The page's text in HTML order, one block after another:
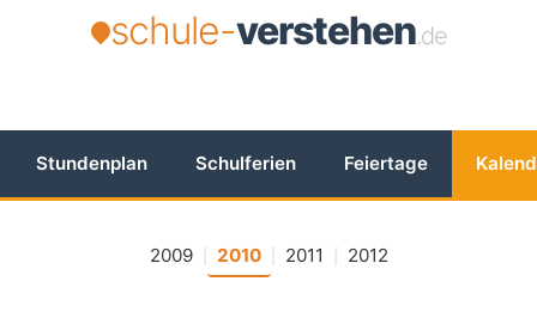
schule-verstehen.de
Stundenplan Schulferien Feiertage
2009 2010 2011 2012